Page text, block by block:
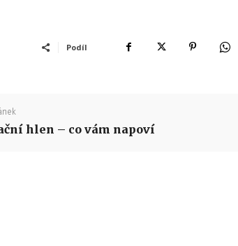
Podíl
hlen – co vám napoví